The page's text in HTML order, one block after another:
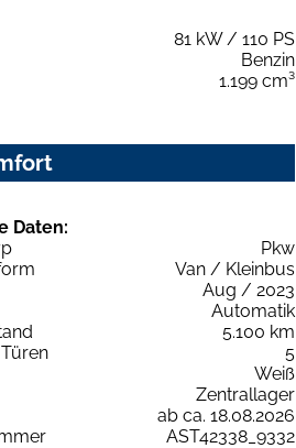
81 kW / 110 PS
Benzin
1.199 cm³
Daten:
Pkw
Van / Kleinbus
Aug / 2023
Automatik
5.100 km
5
Weiß
Zentrallager
ab ca. 18.08.2026
AST42338_9332